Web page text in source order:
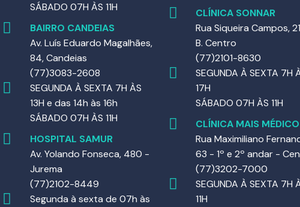
SÁBADO 07H ÀS 11H
BAIRRO CANDEIAS
Av. Luís Eduardo Magalhães,
84, Candeias
(77)3083-2608
SEGUNDA À SEXTA 7H ÀS
13H e das 14h às 16h
SÁBADO 07H ÀS 11H
HOSPITAL SAMUR
Av. Yolando Fonseca, 480 -
Jurema
(77)2102-8449
Segunda à sexta de 07h às
CLÍNICA SONNAR
Rua Siqueira Campos,
B. Centro
(77)2101-8630
SEGUNDA À SEXTA 7H
17H
SÁBADO 07H ÀS 11H
CLÍNICA MAIS MÉDICO
Rua Maximiliano
63 - 1º e 2º andar -
(77)3202-7000
SEGUNDA À SEXTA 7H
11H